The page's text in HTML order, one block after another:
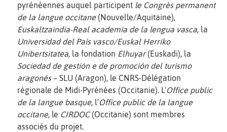
pyrénéennes auquel participent le Congrès permanent
de la langue occitane(Nouvelle/Aquitaine),
Euskaltzaindia-Real academia de la lengua vasca, la
Universidad del País vasco/Euskal Herriko
Unibertsitatea, la fondation Elhuyar(Euskadi), la
Sociedad de gestión e de promoción del turismo
aragonés– SLU (Aragon), le CNRS-Délégation
régionale de Midi-Pyrénées (Occitanie). L'Office public
de la langue basque, l'Office public de la langue
occitane, le CIRDOC(Occitanie) sont membres
associés du projet.